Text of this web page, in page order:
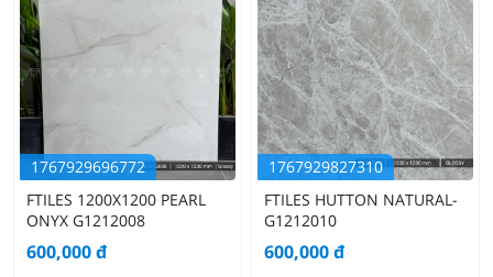
1767929696772
FTILES 1200X1200 PEARL
ONYX G1212008
600,000đ
1767929827310
FTILES HUTTON NATURAL-
G1212010
600,000đ